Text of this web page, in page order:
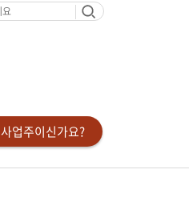
사업주이신가요?